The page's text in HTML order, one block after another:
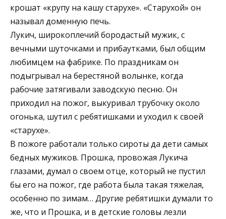
крошат «крупу на кашу старухе». «Старухой» он
называл доменную печь.
Лукич, широкоплечий бородастый мужик, с
вечными шуточками и прибаутками, был общим
любимцем на фабрике. По праздникам он
подыгрывал на берестяной волынке, когда
рабочие затягивали заводскую песню. Он
приходил на пожог, выкуривал трубочку около
огонька, шутил с ребятишками и уходил к своей
«старухе».
В пожоге работали только сироты да дети самых
бедных мужиков. Прошка, провожая Лукича
глазами, думал о своем отце, который не пустил
бы его на пожог, где работа была такая тяжелая,
особенно по зимам… Другие ребятишки думали то
же, что и Прошка, и в детские головы лезли